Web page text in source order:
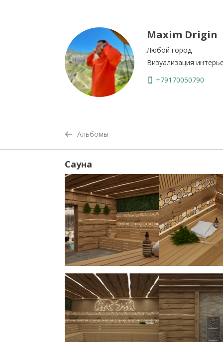
Maxim Drigin
Любой город
Визуализация
+79170050790
Альбомы
Сауна